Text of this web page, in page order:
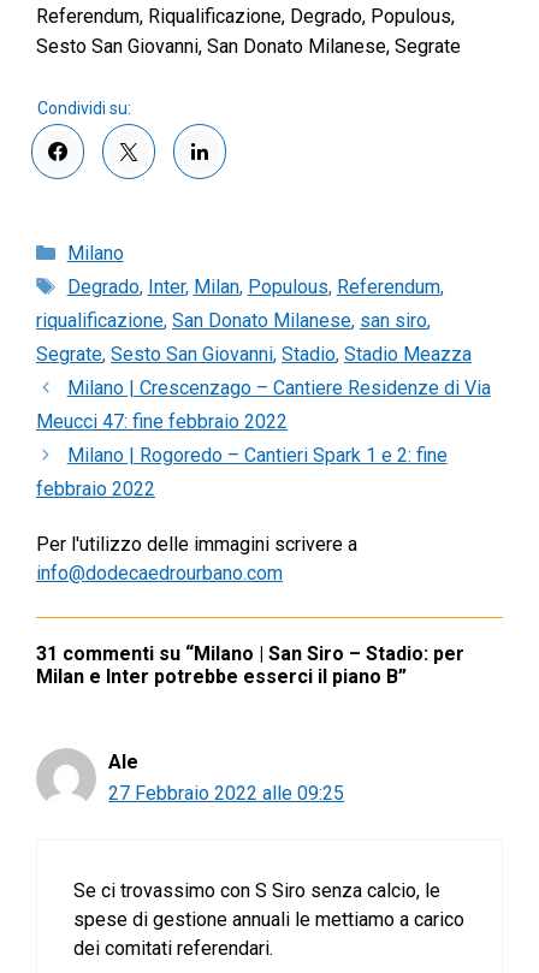
Referendum, Riqualificazione, Degrado, Populous,
Sesto San Giovanni, San Donato Milanese, Segrate
Categorie
Milano
Tag
Degrado, Inter, Milan, Populous, Referendum,
riqualificazione, San Donato Milanese, san siro,
Segrate, Sesto San Giovanni, Stadio, Stadio Meazza
Milano | Crescenzago – Cantiere Residenze di Via
Meucci 47: fine febbraio 2022
Milano | Rogoredo – Cantieri Spark 1 e 2: fine
febbraio 2022
Per l'utilizzo delle immagini scrivere a
info@dodecaedrourbano.com
31 commenti su “Milano | San Siro – Stadio: per
Milan e Inter potrebbe esserci il piano B”
Ale
27 Febbraio 2022 alle 09:25
Se ci trovassimo con S Siro senza calcio, le
spese di gestione annuali le mettiamo a carico
dei comitati referendari.